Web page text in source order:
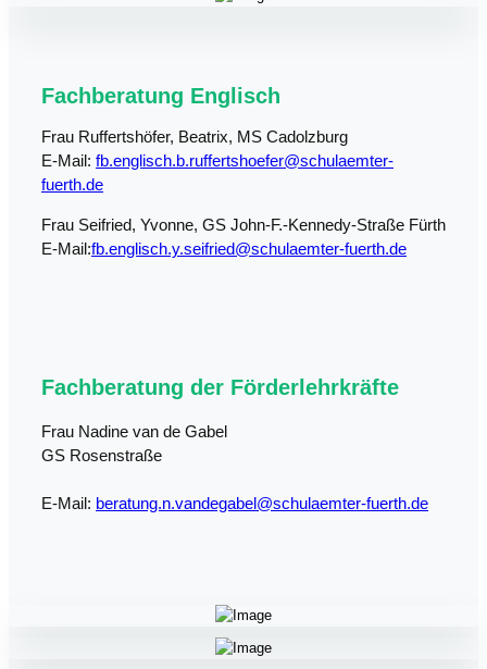
Fachberatung Englisch
Frau Ruffertshöfer, Beatrix, MS Cadolzburg
E-Mail: fb.englisch.b.ruffertshoefer@schulaemter-
fuerth.de
Frau Seifried, Yvonne, GS John-F.-Kennedy-Straße Fürth
E-Mail:fb.englisch.y.seifried@schulaemter-fuerth.de
Fachberatung der Förderlehrkräfte
Frau Nadine van de Gabel
GS Rosenstraße
E-Mail: beratung.n.vandegabel@schulaemter-fuerth.de